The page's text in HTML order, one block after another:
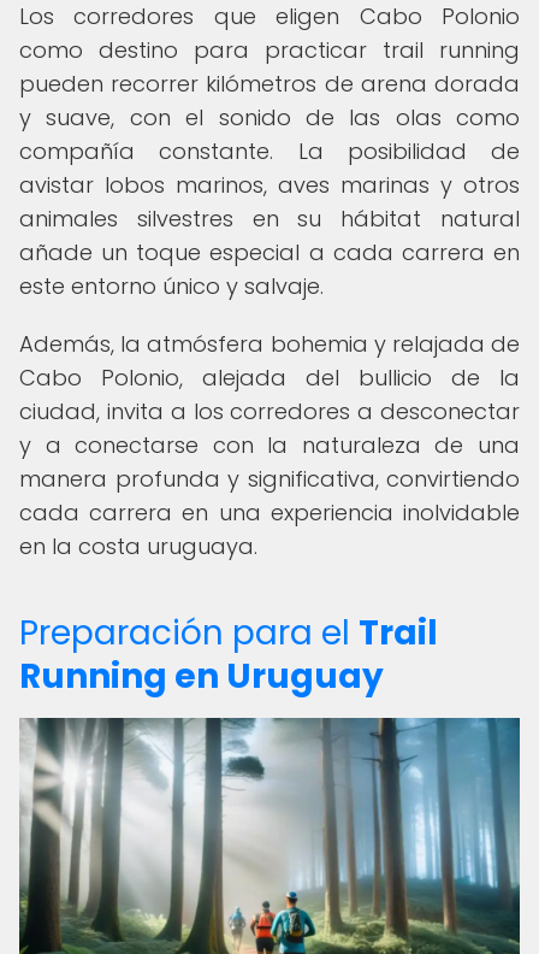
Los corredores que eligen Cabo Polonio
como destino para practicar trail running
pueden recorrer kilómetros de arena dorada
y suave, con el sonido de las olas como
compañía constante. La posibilidad de
avistar lobos marinos, aves marinas y otros
animales silvestres en su hábitat natural
añade un toque especial a cada carrera en
este entorno único y salvaje.
Además, la atmósfera bohemia y relajada de
Cabo Polonio, alejada del bullicio de la
ciudad, invita a los corredores a desconectar
y a conectarse con la naturaleza de una
manera profunda y significativa, convirtiendo
cada carrera en una experiencia inolvidable
en la costa uruguaya.
Preparación para el Trail
Running en Uruguay